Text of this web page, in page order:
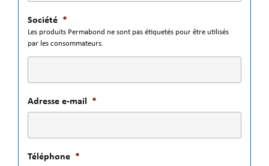
Société *
Les produits Permabond ne sont pas étiquetés pour être utilisés
par les consommateurs.
Adresse e-mail *
Téléphone *